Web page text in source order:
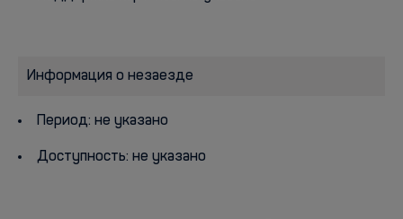
Информация о незаезде
Период: не указано
Доступность: не указано